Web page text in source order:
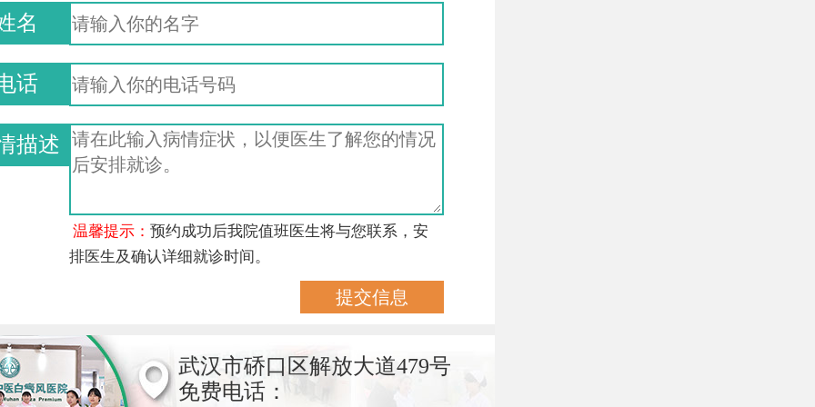
名
话
描述
温馨提示：预约成功后我院值班医生将与您联系，安
排医生及确认详细就诊时间。
武汉市硚口区解放大道479号
免费电话：